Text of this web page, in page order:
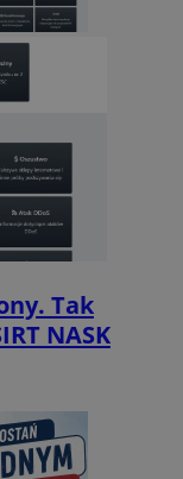
Tak
NASK